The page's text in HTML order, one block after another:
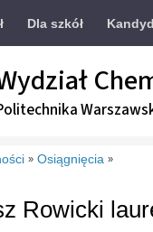
Dla szkół
» Osiągnięcia »
Rowicki